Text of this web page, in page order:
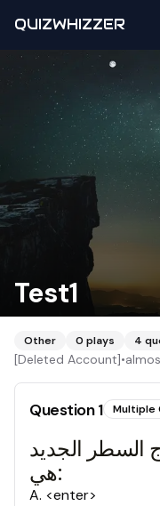
QUIZWHIZZER
Test1
Other 0 plays 4
[Deleted Account]•
Question1 Multiple
السطر الجديد
هي:
A. <enter>